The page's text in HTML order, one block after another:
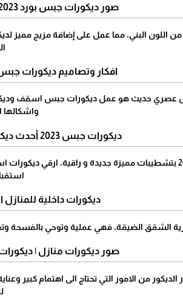
صور ديكورات جبس بورد 2023 أشكال جبس بورد اسقف معلقة
اللون البني، مما عمل على إضافة مزيج مميز
افكار وتصاميم ديكورات
عصري حديث هو عمل ديكورات جبس اسقف
واشكالها
ديكورات جبس 2023 أحدث ديكور جبس شقق و فلل - في القصيم
احدث ديكورات جبس 2023 بتشطيبات مميزة جديدة و
ديكورات داخلية
الشقق الضيقة، فهي عملية وتوحي بالفسحة
صور ديكورات منازل |
الديكور من الامور التي تحتاج الى اهتمام